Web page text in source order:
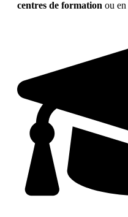
centres de formation ou en